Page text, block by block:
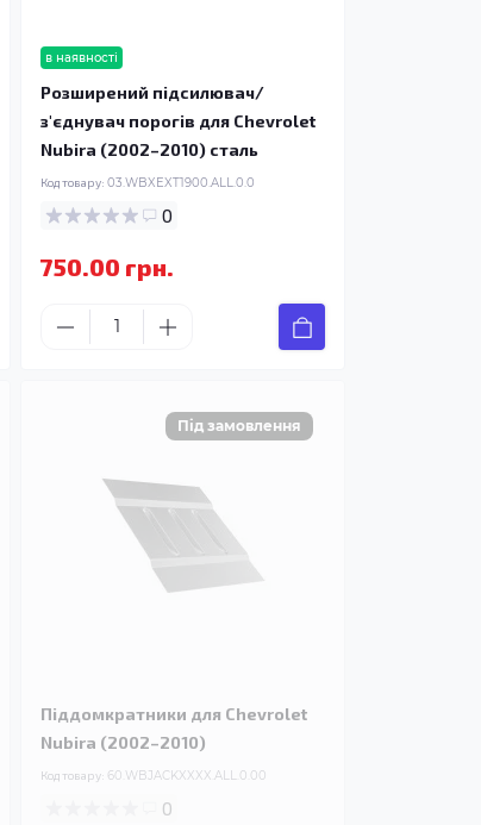
в наявності
Розширений підсилювач/
з'єднувач порогів для Chevrolet
Nubira (2002–2010) сталь
Код товару: 03.WBXEXT1900.ALL.0.0
0
750.00 грн.
Піддомкратники для Chevrolet
Nubira (2002–2010)
Код товару: 60.WBJACKXXXX.ALL.0.00
0